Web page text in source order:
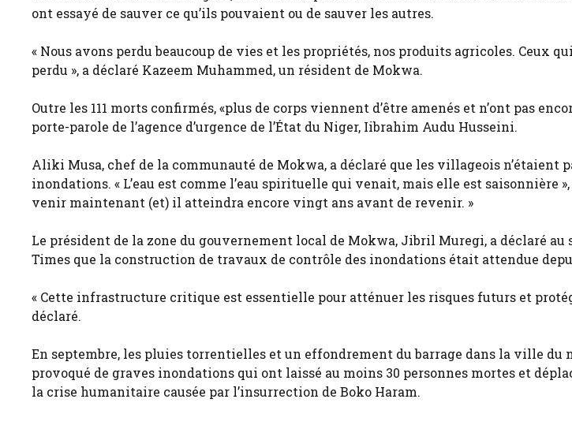
ont essayé de sauver ce qu’ils pouvaient ou de sauver les autres.
« Nous avons perdu beaucoup de vies et les propriétés, nos produits agricoles. Ceux
perdu », a déclaré Kazeem Muhammed, un résident de Mokwa.
Outre les 111 morts confirmés, «plus de corps viennent d’être amenés et n’ont pas
porte-parole de l’agence d’urgence de l’État du Niger, Iibrahim Audu Husseini.
Aliki Musa, chef de la communauté de Mokwa, a déclaré que les villageois n’étaient
inondations. « L’eau est comme l’eau spirituelle qui venait, mais elle est saisonnière »,
venir maintenant (et) il atteindra encore vingt ans avant de revenir. »
Le président de la zone du gouvernement local de Mokwa, Jibril Muregi, a déclaré au
Times que la construction de travaux de contrôle des inondations était attendue
« Cette infrastructure critique est essentielle pour atténuer les risques futurs et
déclaré.
En septembre, les pluies torrentielles et un effondrement du barrage dans la ville du
provoqué de graves inondations qui ont laissé au moins 30 personnes mortes et
la crise humanitaire causée par l’insurrection de Boko Haram.